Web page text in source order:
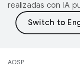
realizadas con IA
AOSP